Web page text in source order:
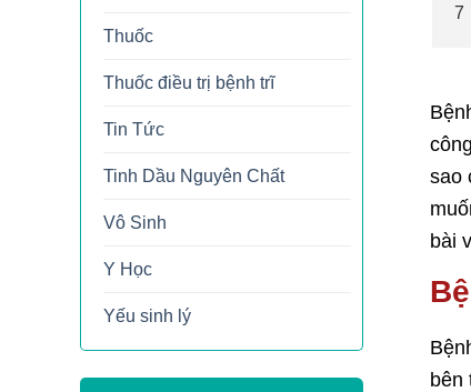
sao
bài
bên
Thuốc
Thuốc điều trị bệnh trĩ
Tin Tức
Tinh Dầu Nguyên Chất
Vô Sinh
Y Học
Yếu sinh lý